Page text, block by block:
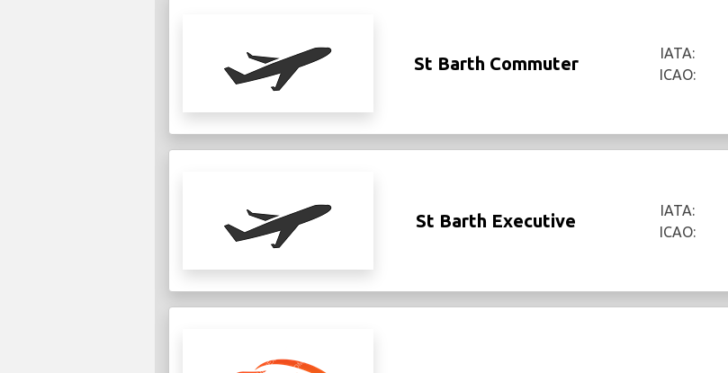
St Barth Commuter
IATA:
ICAO:
St Barth Executive
IATA:
ICAO: